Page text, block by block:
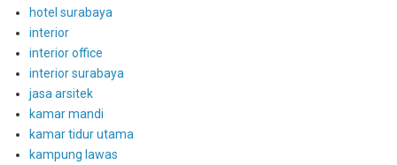
hotel surabaya
interior
interior office
interior surabaya
jasa arsitek
kamar mandi
kamar tidur utama
kampung lawas